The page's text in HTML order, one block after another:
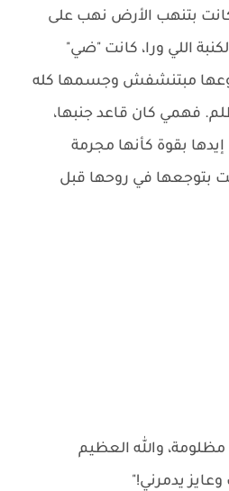
بتنهب الأرض نهب على
اللي ورا، كانت "ضي"
مبتنشفش وجسمها كله
فهمي كان قاعد جنبها،
بقوة كأنها مجرمة
بتوجعها في روحها قبل
والله العظيم
يدمرني!"